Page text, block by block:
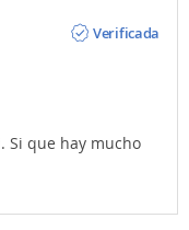
Verificada
Si que hay mucho